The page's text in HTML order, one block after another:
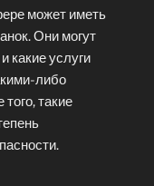
может иметь
Они могут
какие услуги
либо
такие